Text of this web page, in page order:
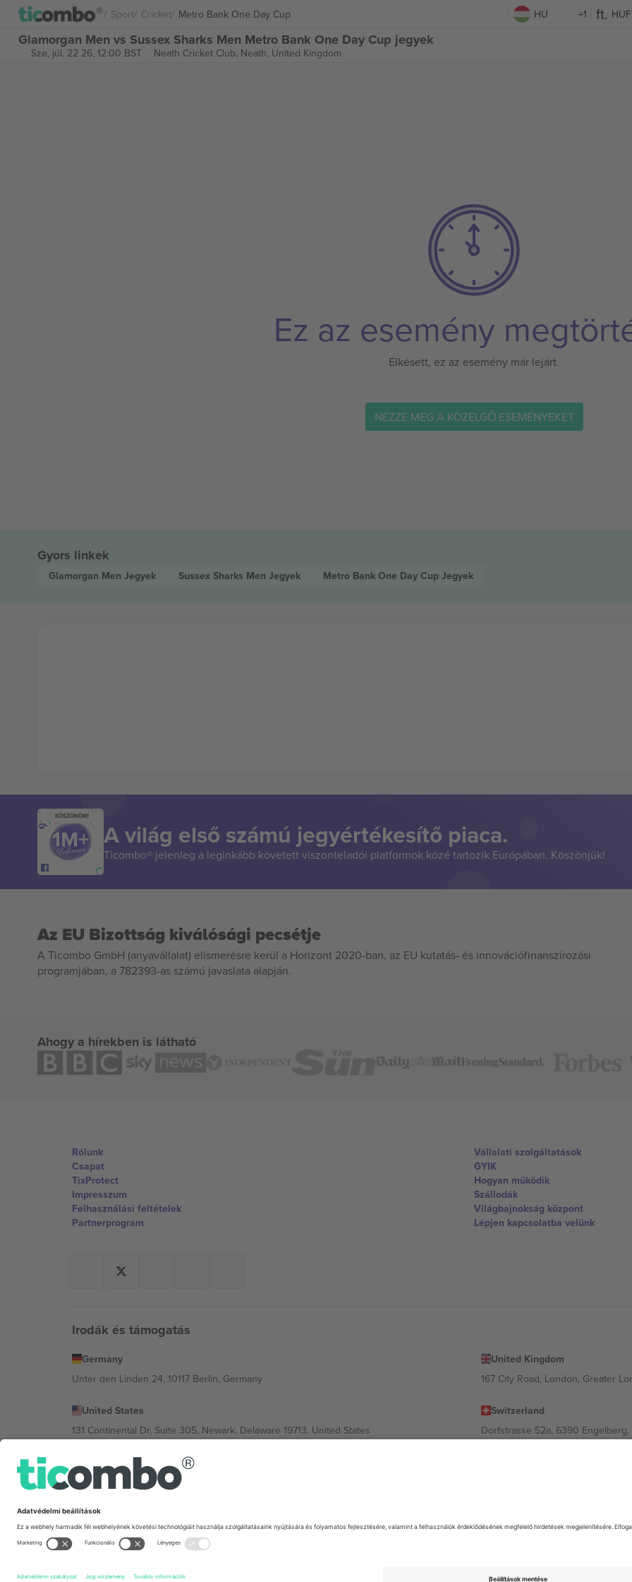
Sport Cricket Metro Bank One Day Cup HU +1 HUF
Glamorgan Men vs Sussex Sharks Men Metro Bank One Day Cup jegyek
Sze, júl. 22 26, 12:00 BST Neath Cricket Club, Neath, United Kingdom
Ez az esemény
Elkésett, ez az esemény már lejárt.
NÉZZE MEG A KÖZELGŐ ESEMÉNYEKET
Gyors linkek
Glamorgan Men Jegyek Sussex Sharks Men Jegyek Metro Bank One Day Cup Jegyek
KÖSZÖNÖM!
A világ első számú jegyértékesítő piaca.
Ticombo® jelenleg a leginkább követett viszonteladói platformok közé tartozik Európában. Köszönjük!
Az EU Bizottság kiválósági pecsétje
A Ticombo GmbH (anyavállalat) elismerésre kerül a Horizont 2020-ban, az EU kutatás- és innovációfinanszírozási
programjában, a 782393-as számú javaslata alapján.
Ahogy a hírekben is látható
Rólunk
Csapat
TixProtect
Impresszum
Felhasználási feltételek
Partnerprogram
Vállalati szolgáltatások
GYIK
Hogyan működik
Szállodák
Világbajnokság központ
Lépjen kapcsolatba velünk
Irodák és támogatás
Germany
Unter den Linden 24, 10117 Berlin, Germany
United Kingdom
167 City Road, London, Greater
United States
131 Continental Dr, Suite 305, Newark, Delaware 19713, United States
Switzerland
Dorfstrasse 52a, 6390
Bulgaria
Regus Sofia City West, bul Totleben 53-55, 1606 Sofia, Bulgaria
Mexico
Av Chapultepec 360, Roma Norte, Cuauhtémoc, 06700 Ciudad de México, CDMX, Mexico
Feltételeket., Impresszumés